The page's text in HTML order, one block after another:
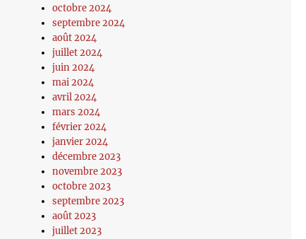
octobre 2024
septembre 2024
août 2024
juillet 2024
juin 2024
mai 2024
avril 2024
mars 2024
février 2024
janvier 2024
décembre 2023
novembre 2023
octobre 2023
septembre 2023
août 2023
juillet 2023